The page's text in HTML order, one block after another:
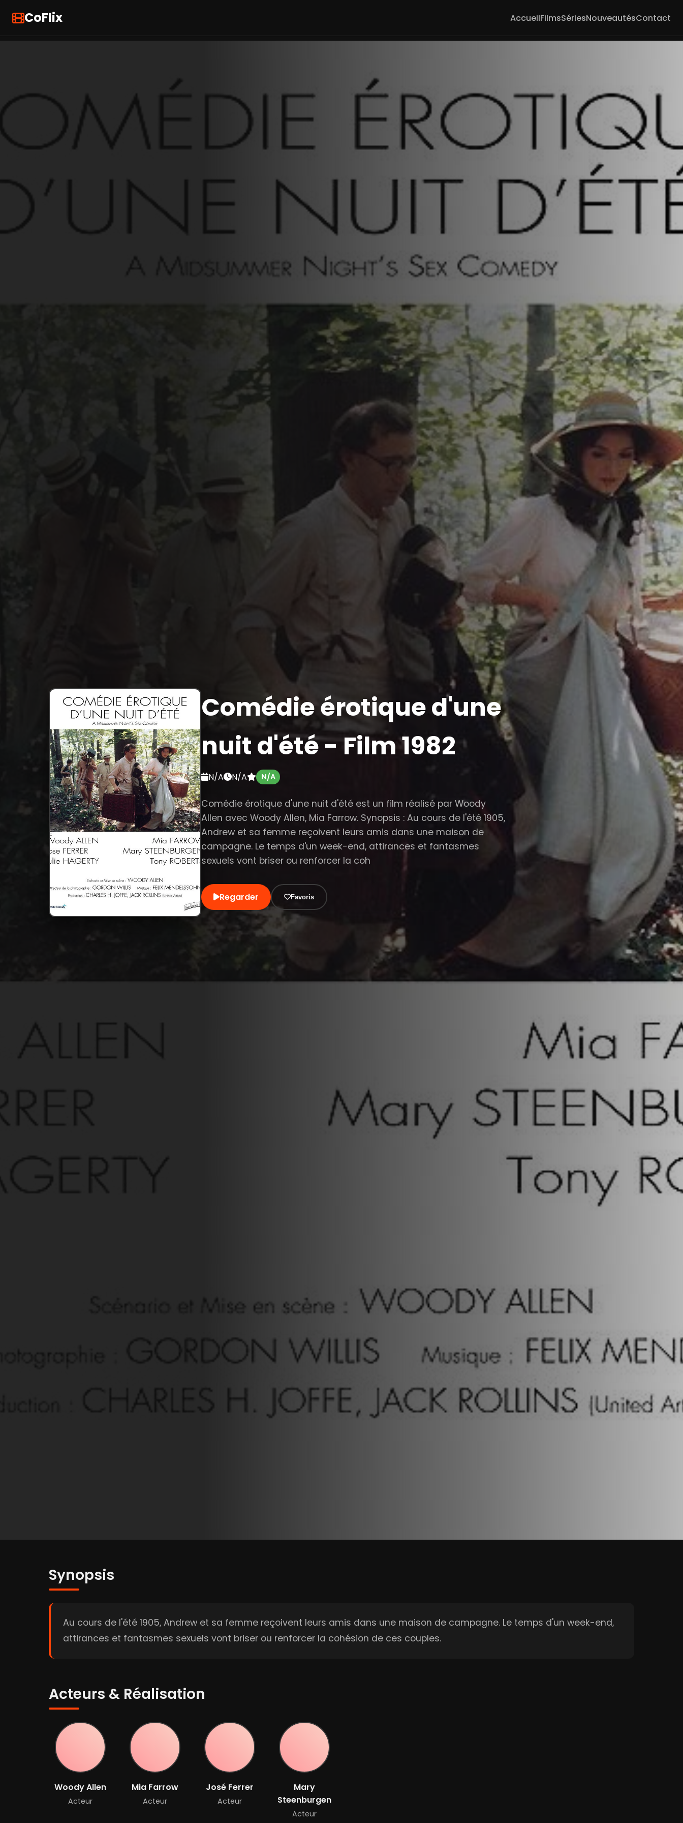
CoFlix AccueilFilmsSériesNouveautésContact
Comédie érotique d'une
nuit d'été - Film 1982
N/A N/A N/A
Comédie érotique d'une nuit d'été est un film réalisé par Woody
Allen avec Woody Allen, Mia Farrow. Synopsis : Au cours de l'été 1905,
Andrew et sa femme reçoivent leurs amis dans une maison de
campagne. Le temps d'un week-end, attirances et fantasmes
sexuels vont briser ou renforcer la coh
Regarder Favoris
Synopsis
Au cours de l'été 1905, Andrew et sa femme reçoivent leurs amis dans une maison de campagne. Le temps d'un week-end,
attirances et fantasmes sexuels vont briser ou renforcer la cohésion de ces couples.
Acteurs & Réalisation
Woody Allen
Acteur
Mia Farrow
Acteur
José Ferrer
Acteur
Mary
Steenburgen
Acteur